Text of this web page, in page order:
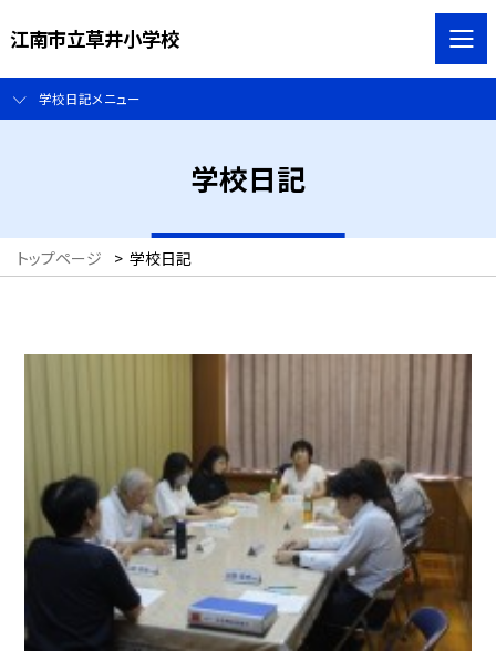
江南市立草井小学校
学校日記メニュー
学校日記
トップページ > 学校日記